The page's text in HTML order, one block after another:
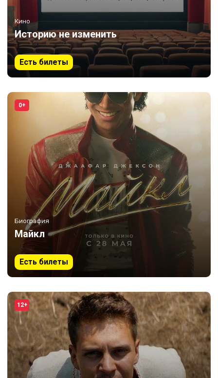
Кино
Историю не изменить
Есть билеты
0+
Биография
Майкл
Есть билеты
12+